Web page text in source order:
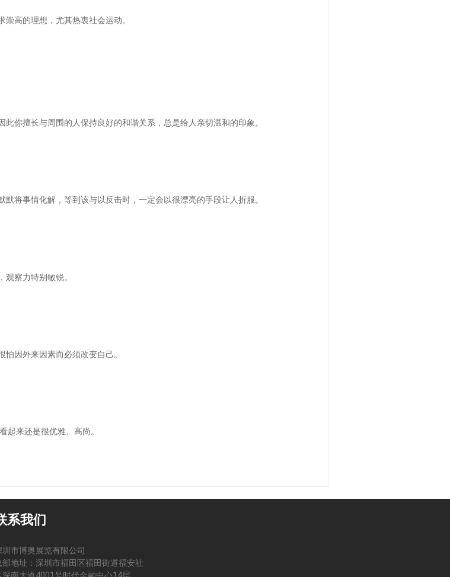
高的理想，尤其热衷社会运动。
擅长与周围的人保持良好的和谐关系，总是给人亲切温和的印象。
事情化解，等到该与以反击时，一定会以很漂亮的手段让人折服。
察力特别敏锐。
因外来因素而必须改变自己。
来还是很优雅、高尚。
系我们
圳市博奥展览有限公司
部地址：深圳市福田区福田街道福安社
深南大道4001号时代金融中心14层